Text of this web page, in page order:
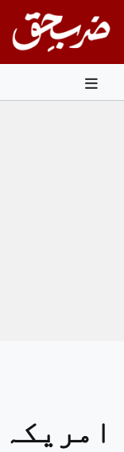
content